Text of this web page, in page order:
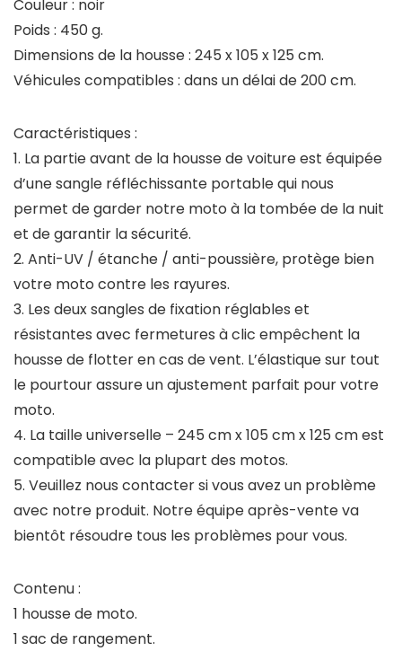
Couleur : noir
Poids : 450 g.
Dimensions de la housse : 245 x 105 x 125 cm.
Véhicules compatibles : dans un délai de 200 cm.
Caractéristiques :
1. La partie avant de la housse de voiture est équipée
d’une sangle réfléchissante portable qui nous
permet de garder notre moto à la tombée de la nuit
et de garantir la sécurité.
2. Anti-UV / étanche / anti-poussière, protège bien
votre moto contre les rayures.
3. Les deux sangles de fixation réglables et
résistantes avec fermetures à clic empêchent la
housse de flotter en cas de vent. L’élastique sur tout
le pourtour assure un ajustement parfait pour votre
moto.
4. La taille universelle – 245 cm x 105 cm x 125 cm est
compatible avec la plupart des motos.
5. Veuillez nous contacter si vous avez un problème
avec notre produit. Notre équipe après-vente va
bientôt résoudre tous les problèmes pour vous.
Contenu :
1 housse de moto.
1 sac de rangement.